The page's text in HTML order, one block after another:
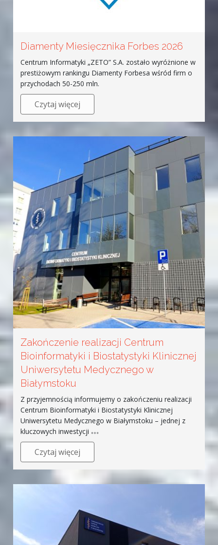
Diamenty Miesięcznika Forbes 2026
Centrum Informatyki „ZETO” S.A. zostało wyróżnione w
prestiżowym rankingu Diamenty Forbesa wśród firm o
przychodach 50-250 mln.
Czytaj więcej
Zakończenie realizacji Centrum
Bioinformatyki i Biostatystyki Klinicznej
Uniwersytetu Medycznego w
Białymstoku
Z przyjemnością informujemy o zakończeniu realizacji
Centrum Bioinformatyki i Biostatystyki Klinicznej
Uniwersytetu Medycznego w Białymstoku – jednej z
kluczowych inwestycji
Czytaj więcej